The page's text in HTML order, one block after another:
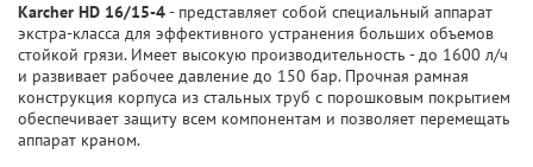
Karcher HD 16/15-4- представляет собой специальный аппарат
экстра-класса для эффективного устранения больших объемов
стойкой грязи. Имеет высокую производительность - до 1600 л/ч
и развивает рабочее давление до 150 бар. Прочная рамная
конструкция корпуса из стальных труб с порошковым покрытием
обеспечивает защиту всем компонентам и позволяет перемещать
аппарат краном.